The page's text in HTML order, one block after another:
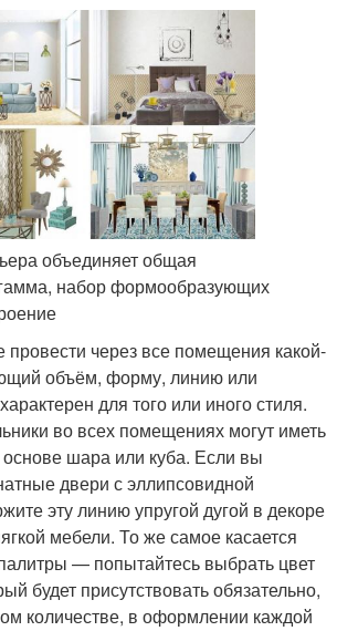
объединяет общая
набор формообразующих
провести через все помещения какой-
объём, форму, линию или
для того или иного стиля.
во всех помещениях могут иметь
шара или куба. Если вы
двери с эллипсовидной
эту линию упругой дугой в декоре
мебели. То же самое касается
— попытайтесь выбрать цвет
будет присутствовать обязательно,
количестве, в оформлении каждой